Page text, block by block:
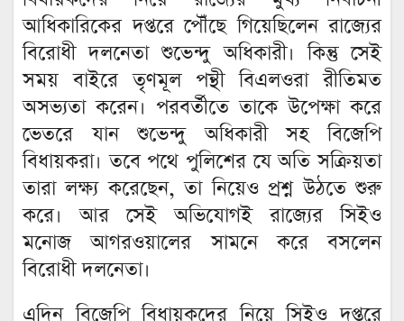
আধিকারিকের দপ্তরে পৌঁছে গিয়েছিলেন রাজ্যের
বিরোধী দলনেতা শুভেন্দু অধিকারী। কিন্তু সেই
সময় বাইরে তৃণমূল পন্থী বিএলওরা রীতিমত
অসভ্যতা করেন। পরবর্তীতে তাকে উপেক্ষা করে
ভেতরে যান শুভেন্দু অধিকারী সহ বিজেপি
বিধায়করা। তবে পথে পুলিশের যে অতি সক্রিয়তা
তারা লক্ষ্য করেছেন, তা নিয়েও প্রশ্ন উঠতে শুরু
করে। আর সেই অভিযোগই রাজ্যের সিইও
মনোজ আগরওয়ালের সামনে করে বসলেন
বিরোধী দলনেতা।
এদিন বিজেপি বিধায়কদের নিয়ে সিইও দপ্তরে